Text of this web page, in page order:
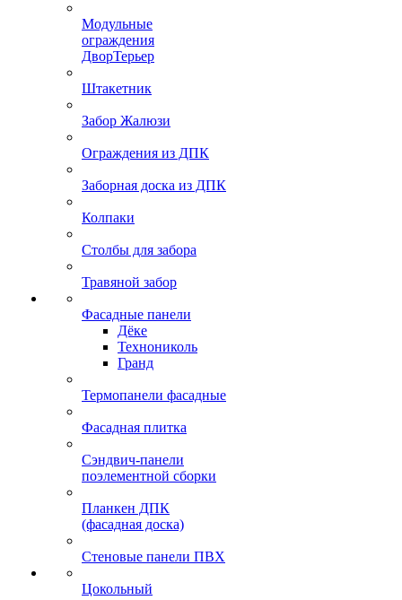
Модульные
ограждения
ДворТерьер
Штакетник
Забор Жалюзи
Ограждения из ДПК
Заборная доска из ДПК
Колпаки
Столбы для забора
Травяной забор
Фасадные панели
Дёке
Технониколь
Гранд
Термопанели фасадные
Фасадная плитка
Сэндвич-панели
поэлементной сборки
Планкен ДПК
(фасадная доска)
Стеновые панели ПВХ
Цокольный